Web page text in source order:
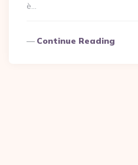
è…
Continue Reading